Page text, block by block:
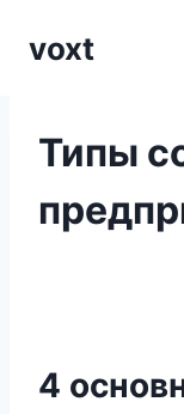
voxt
Типы
4